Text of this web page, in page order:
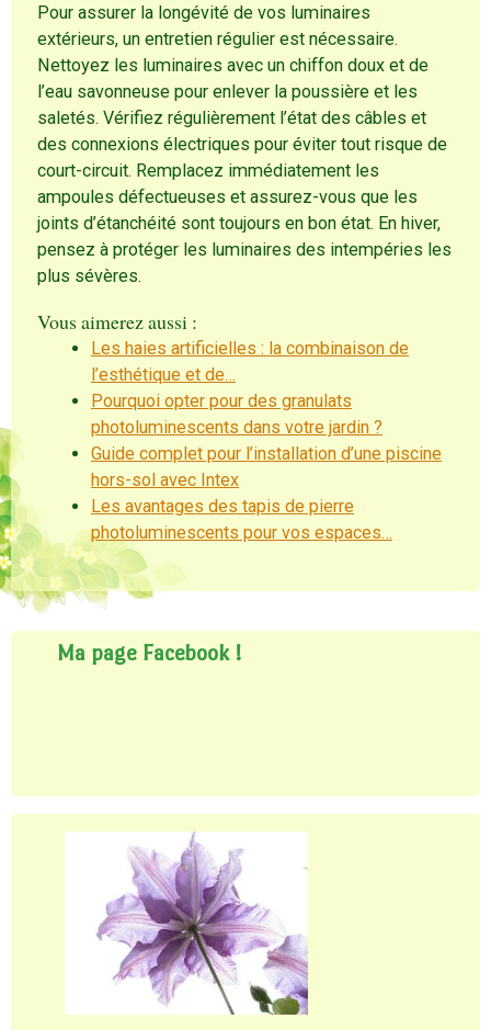
Pour assurer la longévité de vos luminaires
extérieurs, un entretien régulier est nécessaire.
Nettoyez les luminaires avec un chiffon doux et de
l’eau savonneuse pour enlever la poussière et les
saletés. Vérifiez régulièrement l’état des câbles et
des connexions électriques pour éviter tout risque de
court-circuit. Remplacez immédiatement les
ampoules défectueuses et assurez-vous que les
joints d’étanchéité sont toujours en bon état. En hiver,
pensez à protéger les luminaires des intempéries les
plus sévères.
Vous aimerez aussi :
Les haies artificielles : la combinaison de
l’esthétique et de…
Pourquoi opter pour des granulats
photoluminescents dans votre jardin ?
Guide complet pour l’installation d’une piscine
hors-sol avec Intex
Les avantages des tapis de pierre
photoluminescents pour vos espaces…
Ma page Facebook !